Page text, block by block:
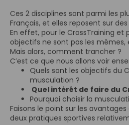
Ces 2 disciplines sont parmi les
Français, et elles reposent sur
En effet, pour le CrossTraining et
objectifs ne sont pas les mêmes,
Mais alors, comment trancher ?
C’est ce que nous allons voir
Quels sont les objectifs du
musculation ?
Quel intérêt de faire du
Pourquoi choisir la
Faisons le point sur les
deux pratiques sportives